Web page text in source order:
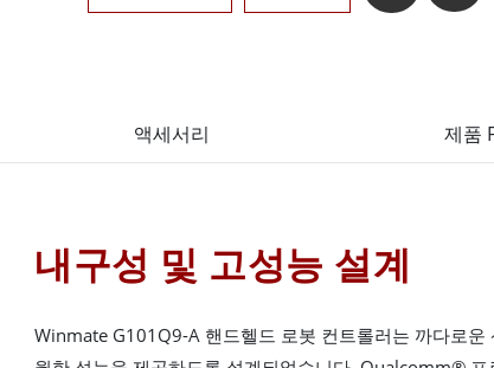
액세서리 제품
내구성 및 고성능 설계
Winmate G101Q9-A 핸드헬드 로봇 컨트롤러는 까다로운